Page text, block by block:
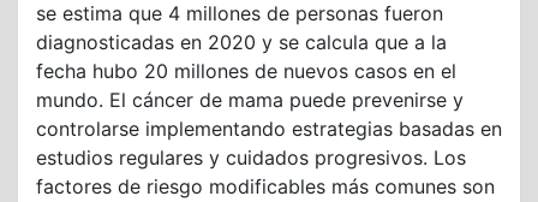
se estima que 4 millones de personas fueron
diagnosticadas en 2020 y se calcula que a la
fecha hubo 20 millones de nuevos casos en el
mundo. El cáncer de mama puede prevenirse y
controlarse implementando estrategias basadas en
estudios regulares y cuidados progresivos. Los
factores de riesgo modificables más comunes son